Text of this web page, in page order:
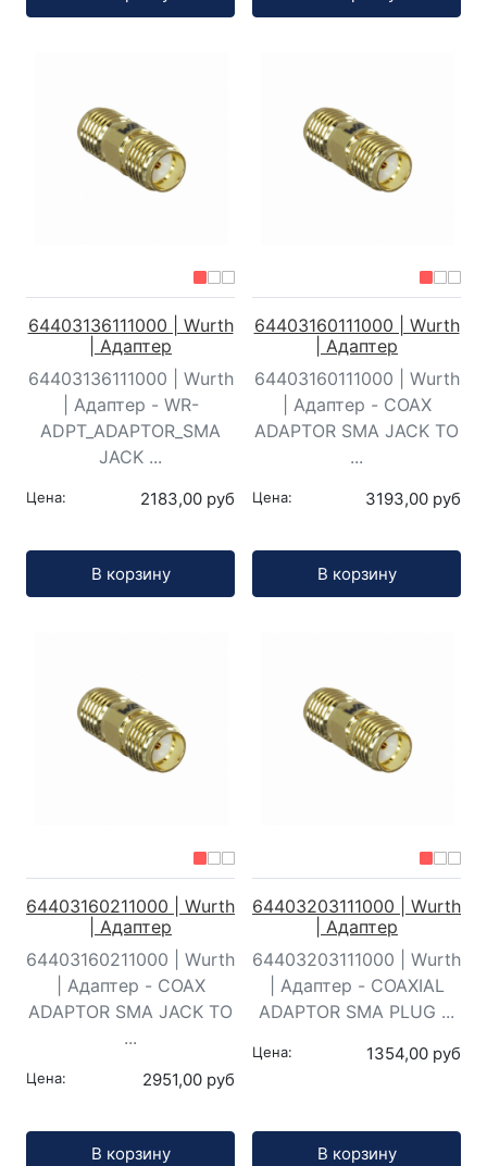
64403136111000 | Wurth
| Адаптер
64403136111000 | Wurth
| Адаптер - WR-
ADPT_ADAPTOR_SMA
JACK ...
Цена: 2183,00 руб
В корзину
64403160111000 | Wurth
| Адаптер
64403160111000 | Wurth
| Адаптер - COAX
ADAPTOR SMA JACK TO
...
Цена: 3193,00 руб
В корзину
64403160211000 | Wurth
| Адаптер
64403160211000 | Wurth
| Адаптер - COAX
ADAPTOR SMA JACK TO
...
Цена: 2951,00 руб
В корзину
64403203111000 | Wurth
| Адаптер
64403203111000 | Wurth
| Адаптер - COAXIAL
ADAPTOR SMA PLUG ...
Цена: 1354,00 руб
В корзину